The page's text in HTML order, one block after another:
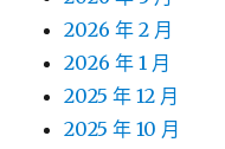
2026 年 2 月
2026 年 1 月
2025 年 12 月
2025 年 10 月